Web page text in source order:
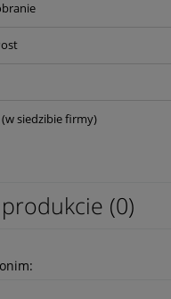
siedzibie firmy)
(0)